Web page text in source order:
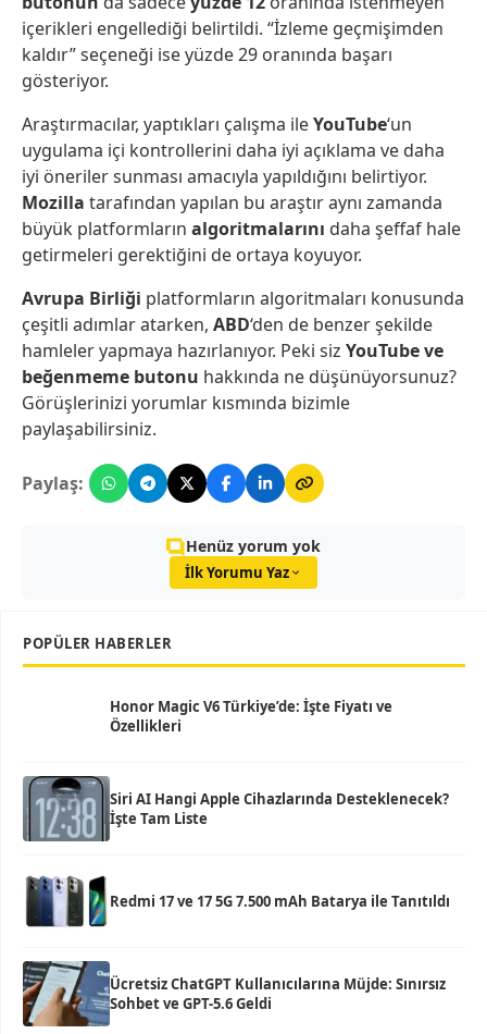
içerikleri engellediği belirtildi. “İzleme geçmişimden
kaldır” seçeneği ise yüzde 29 oranında başarı
gösteriyor.
Araştırmacılar, yaptıkları çalışma ileYouTube‘un
uygulama içi kontrollerini daha iyi açıklama ve daha
iyi öneriler sunması amacıyla yapıldığını belirtiyor.
Mozilla tarafından yapılan bu araştır aynı zamanda
büyük platformların algoritmalarını daha şeffaf hale
getirmeleri gerektiğini de ortaya koyuyor.
Avrupa Birliği platformların algoritmaları konusunda
çeşitli adımlar atarken, ABD‘den de benzer şekilde
hamleler yapmaya hazırlanıyor. Peki siz YouTube ve
beğenmeme butonu hakkında ne düşünüyorsunuz?
Görüşlerinizi yorumlar kısmında bizimle
paylaşabilirsiniz.
Paylaş:
Henüz yorum yok
İlk Yorumu Yaz
POPÜLER HABERLER
Honor Magic V6 Türkiye’de: İşte Fiyatı ve
Özellikleri
Siri AI Hangi Apple Cihazlarında Desteklenecek?
İşte Tam Liste
Redmi 17 ve 17 5G 7.500 mAh Batarya ile Tanıtıldı
Ücretsiz ChatGPT Kullanıcılarına Müjde: Sınırsız
Sohbet ve GPT-5.6 Geldi